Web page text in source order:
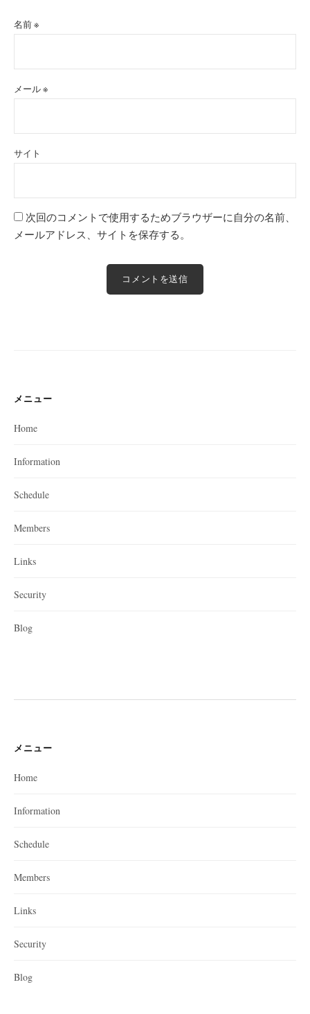
名前※
メール※
サイト
次回のコメントで使用するためブラウザーに自分の名前、
メールアドレス、サイトを保存する。
メニュー
Home
Information
Schedule
Members
Links
Security
Blog
メニュー
Home
Information
Schedule
Members
Links
Security
Blog